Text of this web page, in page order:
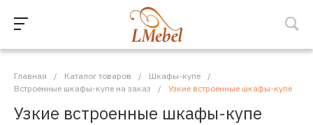
Главная / Каталог товаров / Шкафы-купе
/
Встроенные шкафы-купе на заказ
/ Узкие встроенные шкафы-купе
Узкие встроенные шкафы-купе